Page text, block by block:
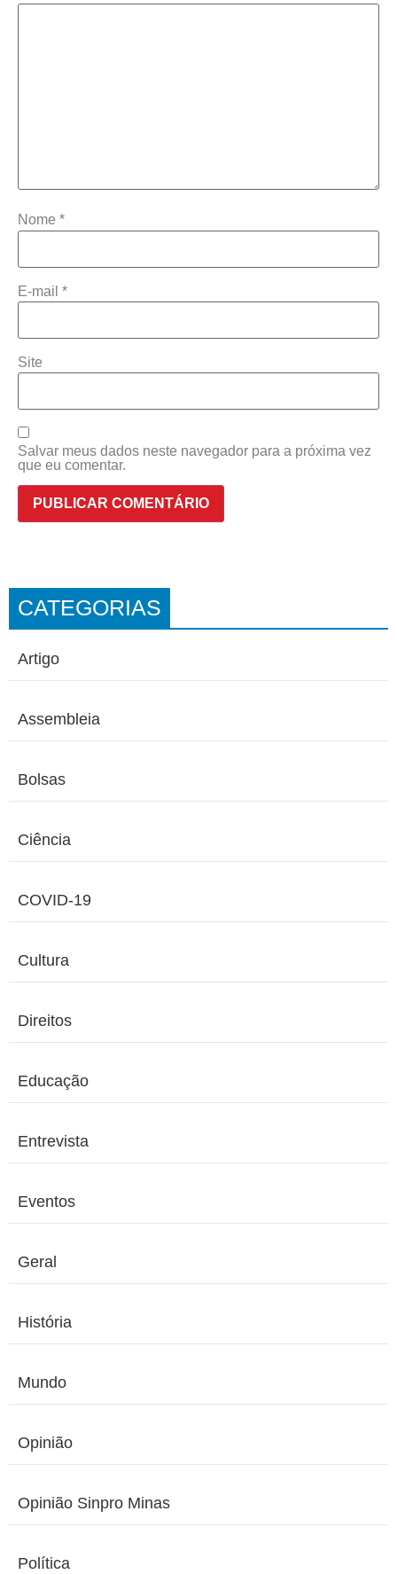
Nome *
E-mail *
Site
Salvar meus dados neste navegador para a próxima vez
que eu comentar.
CATEGORIAS
Artigo
Assembleia
Bolsas
Ciência
COVID-19
Cultura
Direitos
Educação
Entrevista
Eventos
Geral
História
Mundo
Opinião
Opinião Sinpro Minas
Política